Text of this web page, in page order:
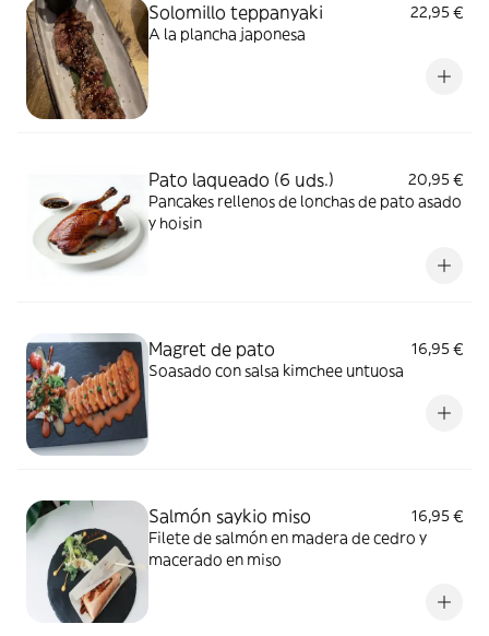
Solomillo teppanyaki
22,95 €
A la plancha japonesa
Pato laqueado (6 uds.)
20,95 €
Pancakes rellenos de lonchas de pato asado
y hoisin
Magret de pato
16,95 €
Soasado con salsa kimchee untuosa
Salmón saykio miso
16,95 €
Filete de salmón en madera de cedro y
macerado en miso